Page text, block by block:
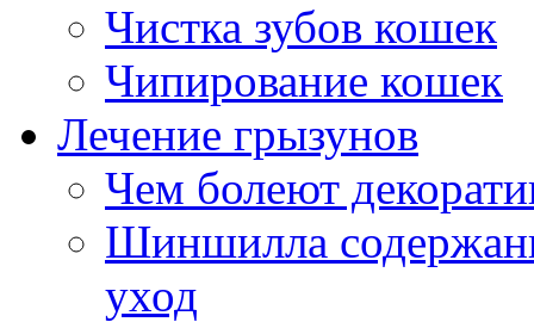
Чистка зубов кошек
Чипирование кошек
Лечение грызунов
Чем болеют
Шиншилла
уход